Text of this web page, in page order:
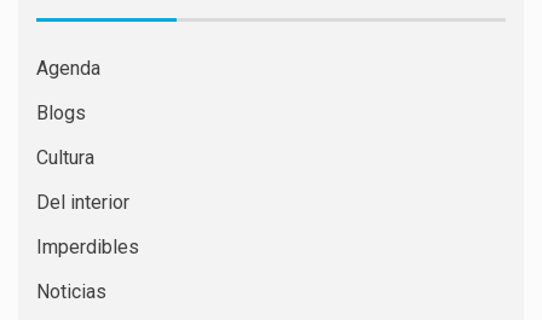
Agenda
Blogs
Cultura
Del interior
Imperdibles
Noticias